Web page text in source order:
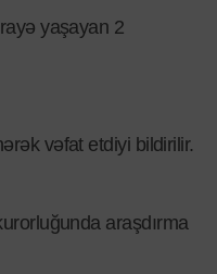
yaşayan 2
vəfat etdiyi bildirilir.
araşdırma